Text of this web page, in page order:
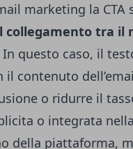
marketing la
collegamento tra il
In questo caso, il
il contenuto
o ridurre il
o integrata
della piattaforma,